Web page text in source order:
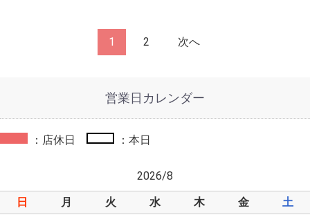
1 2 次へ
営業日カレンダー
：店休日 ：本日
2026/8
日
月 火 水 木 金
土